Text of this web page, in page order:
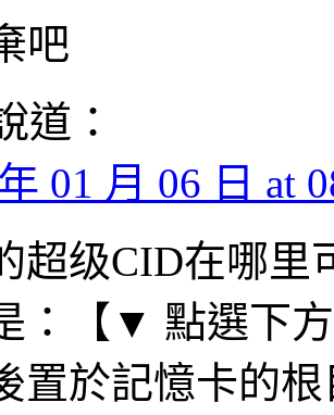
吧
道：
01 月 06 日 at
超级CID在哪里
：【▼ 點選下
置於記憶卡的